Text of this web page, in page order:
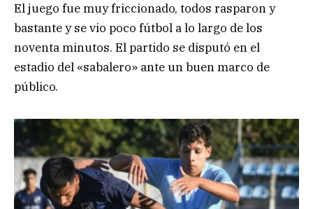
El juego fue muy friccionado, todos rasparon y
bastante y se vio poco fútbol a lo largo de los
noventa minutos. El partido se disputó en el
estadio del «sabalero» ante un buen marco de
público.